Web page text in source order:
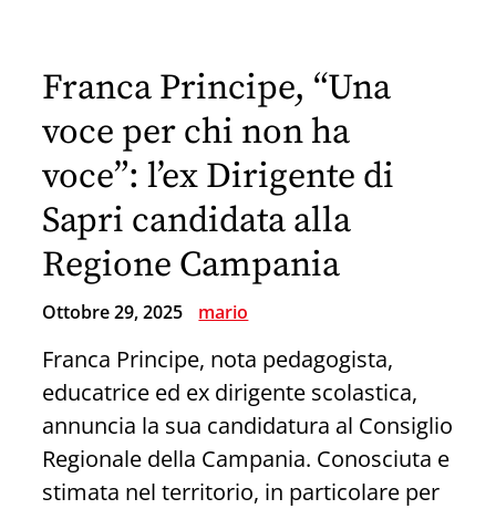
campo.
“Radici
forti”
contro
lo
spopolamento
del
Cilento
Franca Principe, “Una
voce per chi non ha
voce”: l’ex Dirigente di
Sapri candidata alla
Regione Campania
Ottobre 29, 2025 mario
Franca Principe, nota pedagogista,
educatrice ed ex dirigente scolastica,
annuncia la sua candidatura al Consiglio
Regionale della Campania. Conosciuta e
stimata nel territorio, in particolare per